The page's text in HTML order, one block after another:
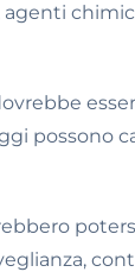
possono